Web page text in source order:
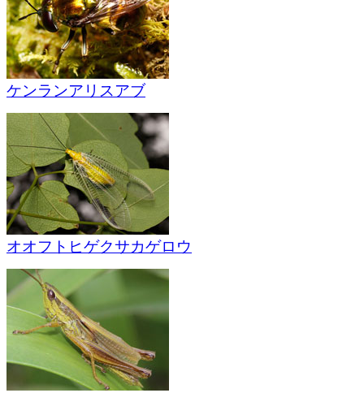
ケンランアリスアブ
オオフトヒゲクサカゲロウ